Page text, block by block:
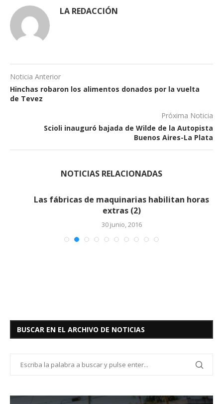
LA REDACCIÓN
Noticia Anterior
Hinchas robaron los alimentos donados por la vuelta
de Tevez
Próxima Noticia
Scioli inauguró bajada de Wilde de la Autopista
Buenos Aires-La Plata
NOTICIAS RELACIONADAS
Las fábricas de maquinarias habilitan horas
extras (2)
30 junio, 2016
BUSCAR EN EL ARCHIVO DE NOTICIAS